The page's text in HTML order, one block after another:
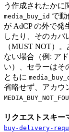
う作成されたかに
media_buy_id で動
が AdCP の外で発
したり、そのカバ
（MUST NOT）
ない場合（例: ア
い）、セラーはそ
ともに
省略せず、アカウ
リクエストスキー
buy-delivery-